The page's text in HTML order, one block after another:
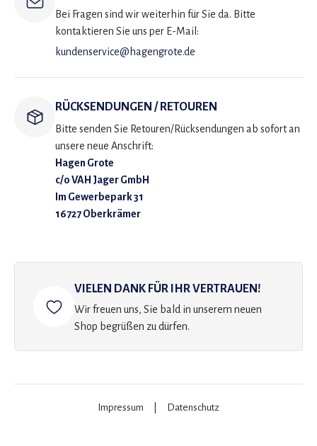
Bei Fragen sind wir weiterhin für Sie da. Bitte
kontaktieren Sie uns per E-Mail:
kundenservice@hagengrote.de
RÜCKSENDUNGEN / RETOUREN
Bitte senden Sie Retouren/Rücksendungen ab sofort an
unsere neue Anschrift:
Hagen Grote
c/o VAH Jager GmbH
Im Gewerbepark 31
16727 Oberkrämer
VIELEN DANK FÜR IHR VERTRAUEN!
Wir freuen uns, Sie bald in unserem neuen
Shop begrüßen zu dürfen.
Impressum Datenschutz